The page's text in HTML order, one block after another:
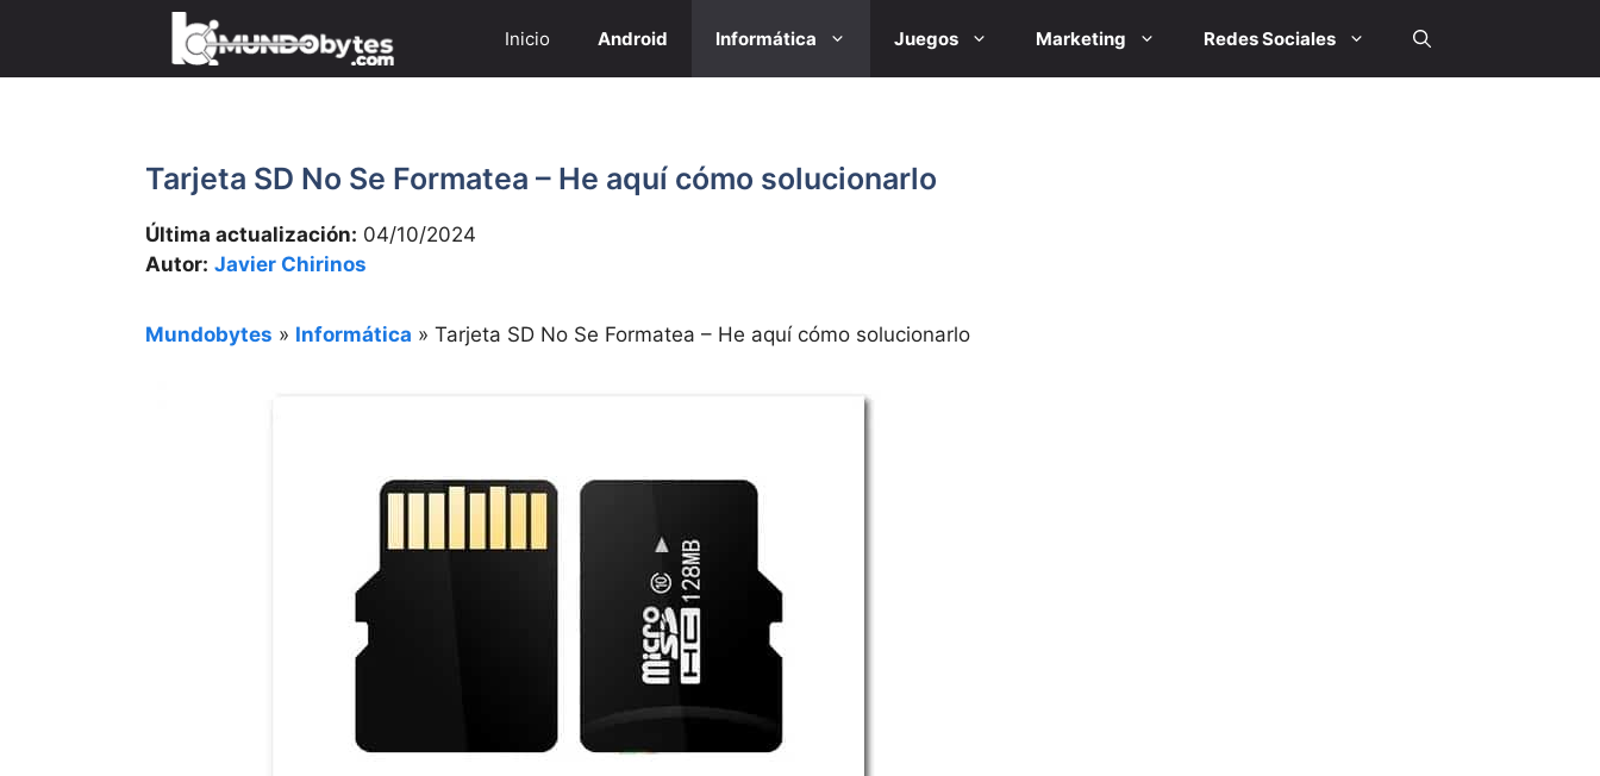
contenido
Inicio Android Informática Juegos Marketing Redes Sociales
Tarjeta SD No Se Formatea – He aquí cómo solucionarlo
Última actualización: 04/10/2024
Autor: Javier Chirinos
Mundobytes » Informática » Tarjeta SD No Se Formatea – He aquí cómo solucionarlo